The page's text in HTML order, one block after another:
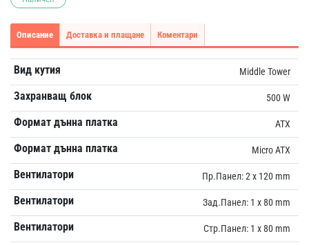
Описание Доставка и плащане Коментари
Вид кутия Middle Tower
Захранващ блок 500 W
Формат дънна платка ATX
Формат дънна платка Micro ATX
Вентилатори Пр.Панел: 2 x 120 mm
Вентилатори Зад.Панел: 1 x 80 mm
Вентилатори Стр.Панел: 1 x 80 mm